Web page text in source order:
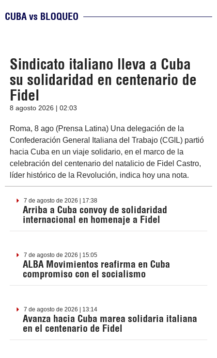
CUBA vs BLOQUEO
Sindicato italiano lleva a Cuba
su solidaridad en centenario de
Fidel
8 agosto 2026 | 02:03
Roma, 8 ago (Prensa Latina) Una delegación de la
Confederación General Italiana del Trabajo (CGIL) partió
hacia Cuba en un viaje solidario, en el marco de la
celebración del centenario del natalicio de Fidel Castro,
líder histórico de la Revolución, indica hoy una nota.
7 de agosto de 2026 | 17:38
Arriba a Cuba convoy de solidaridad
internacional en homenaje a Fidel
7 de agosto de 2026 | 15:05
ALBA Movimientos reafirma en Cuba
compromiso con el socialismo
7 de agosto de 2026 | 13:14
Avanza hacia Cuba marea solidaria italiana
en el centenario de Fidel